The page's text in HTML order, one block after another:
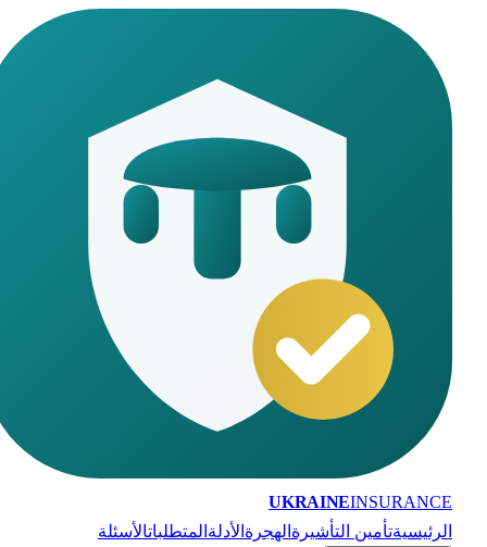
UKRAINE
تأمين التأشيرةالهجرة الأدلةالمتطلباتالأسئلة